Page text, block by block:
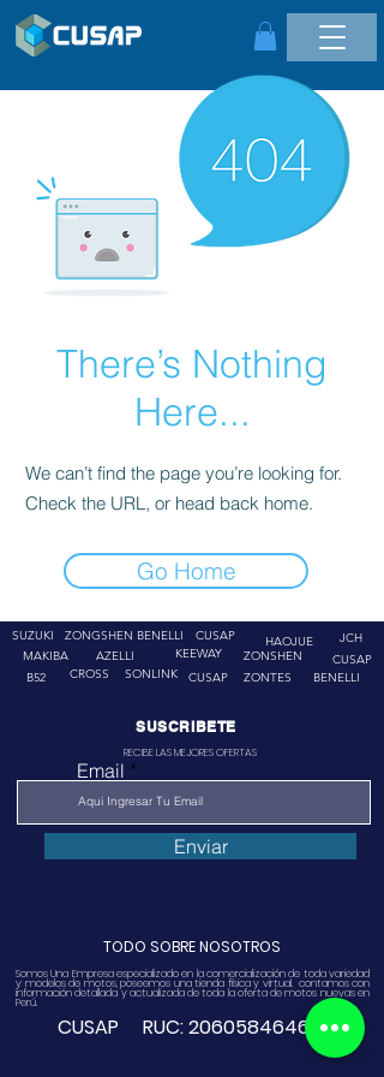
There’s Nothing
Here...
We can’t find the page you’re looking for.
Check the URL, or head back home.
Go Home
SUZUKI
ZONGSHEN
MAKIBA
AZELLI
BENELLI
CUSAP
KEEWAY
B52
CROSS SONLINK CUSAP
HAOJUE
JCH
ZONSHEN
ZONTES
CUSAP
BENELLI
SUSCRIBETE
RECIBE LAS MEJORES OFERTAS
Email
Enviar
TODO SOBRE NOSOTROS
Somos Una Empresa especializado en la comercialización de toda variedad
y modelos de motos, poseemos una tienda física y virtual. contamos con
información detallada y actualizada de toda la oferta de motos nuevas en
Perú.
CUSAP RUC:20605846468